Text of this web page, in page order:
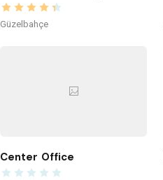
Güzelbahçe
Center Office